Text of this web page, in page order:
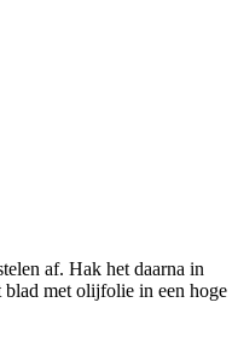
af. Hak het daarna in
blad met olijfolie in een hoge